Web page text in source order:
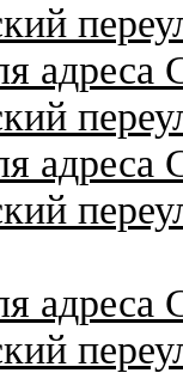
адреса
адреса
адреса